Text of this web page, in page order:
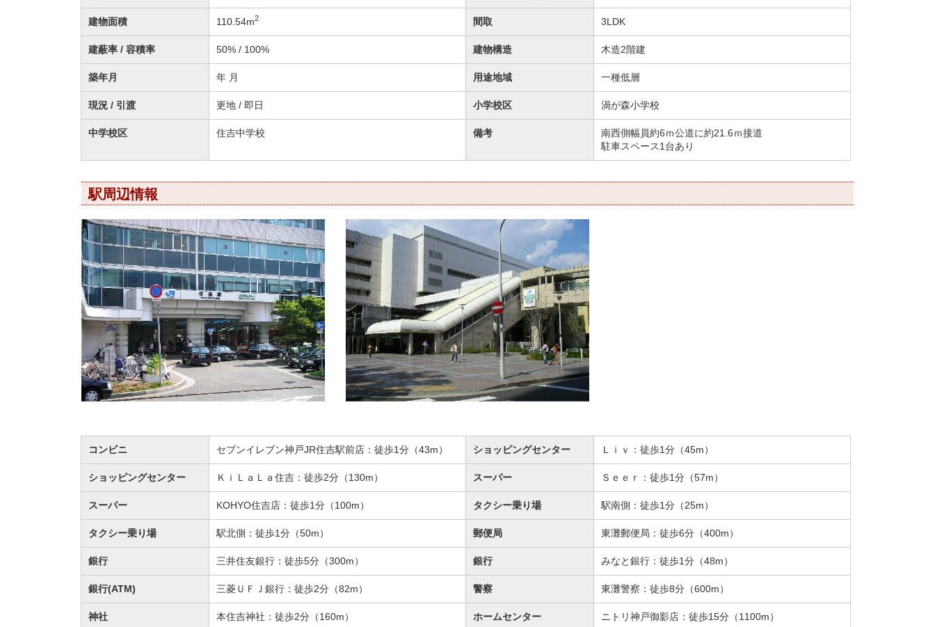
建物面積 110.54m2 間取 3LDK
建蔽率 / 容積率 50% / 100% 建物構造 木造2階建
築年月 年 月 用途地域 一種低層
現況 / 引渡 更地 / 即日 小学校区 渦が森小学校
中学校区 住吉中学校 備考
南西側幅員約6ｍ公道に約21.6ｍ接道
駐車スペース1台あり
駅周辺情報
コンビニ セブンイレブン神戸JR住吉駅前店：徒歩1分（43m） ショッピングセンター Ｌｉｖ：徒歩1分（45m）
ショッピングセンター ＫｉＬａＬａ住吉：徒歩2分（130m） スーパー Ｓｅｅｒ：徒歩1分（57m）
スーパー KOHYO住吉店：徒歩1分（100m） タクシー乗り場 駅南側：徒歩1分（25m）
タクシー乗り場 駅北側：徒歩1分（50m） 郵便局 東灘郵便局：徒歩6分（400m）
銀行 三井住友銀行：徒歩5分（300m） 銀行 みなと銀行：徒歩1分（48m）
銀行(ATM) 三菱ＵＦＪ銀行：徒歩2分（82m） 警察 東灘警察：徒歩8分（600m）
神社 本住吉神社：徒歩2分（160m） ホームセンター ニトリ神戸御影店：徒歩15分（1100m）